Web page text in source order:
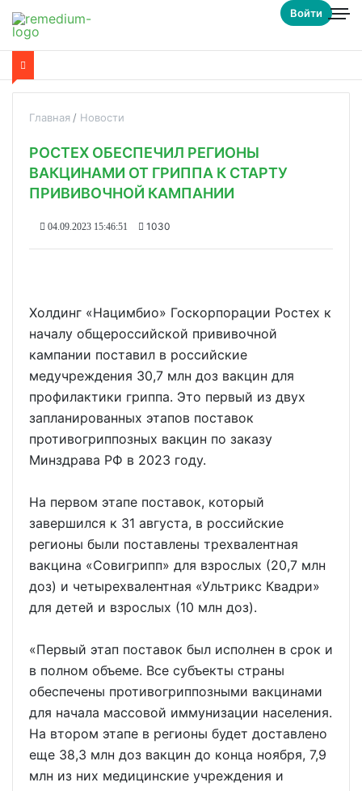
Войти
Главная Новости
РОСТЕХ ОБЕСПЕЧИЛ РЕГИОНЫ
ВАКЦИНАМИ ОТ ГРИППА К СТАРТУ
ПРИВИВОЧНОЙ КАМПАНИИ
04.09.2023 15:46:51 1030
Холдинг «Нацимбио» Госкорпорации Ростех к
началу общероссийской прививочной
кампании поставил в российские
медучреждения 30,7 млн доз вакцин для
профилактики гриппа. Это первый из двух
запланированных этапов поставок
противогриппозных вакцин по заказу
Минздрава РФ в 2023 году.
На первом этапе поставок, который
завершился к 31 августа, в российские
регионы были поставлены трехвалентная
вакцина «Совигрипп» для взрослых (20,7 млн
доз) и четырехвалентная «Ультрикс Квадри»
для детей и взрослых (10 млн доз).
«Первый этап поставок был исполнен в срок и
в полном объеме. Все субъекты страны
обеспечены противогриппозными вакцинами
для начала массовой иммунизации населения.
На втором этапе в регионы будет доставлено
еще 38,3 млн доз вакцин до конца ноября, 7,9
млн из них медицинские учреждения и